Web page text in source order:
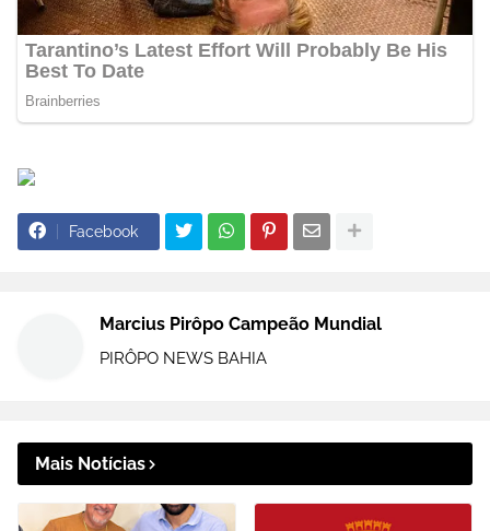
Facebook
Marcius Pirôpo Campeão Mundial
PIRÔPO NEWS BAHIA
Mais Notícias